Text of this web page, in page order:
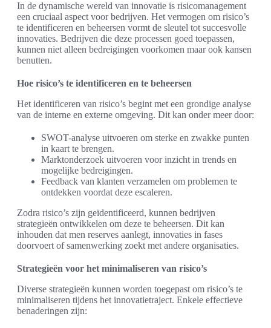
In de dynamische wereld van innovatie is risicomanagement
een cruciaal aspect voor bedrijven. Het vermogen om risico’s
te identificeren en beheersen vormt de sleutel tot succesvolle
innovaties. Bedrijven die deze processen goed toepassen,
kunnen niet alleen bedreigingen voorkomen maar ook kansen
benutten.
Hoe risico’s te identificeren en te beheersen
Het identificeren van risico’s begint met een grondige analyse
van de interne en externe omgeving. Dit kan onder meer door:
SWOT-analyse uitvoeren om sterke en zwakke punten
in kaart te brengen.
Marktonderzoek uitvoeren voor inzicht in trends en
mogelijke bedreigingen.
Feedback van klanten verzamelen om problemen te
ontdekken voordat deze escaleren.
Zodra risico’s zijn geïdentificeerd, kunnen bedrijven
strategieën ontwikkelen om deze te beheersen. Dit kan
inhouden dat men reserves aanlegt, innovaties in fases
doorvoert of samenwerking zoekt met andere organisaties.
Strategieën voor het minimaliseren van risico’s
Diverse strategieën kunnen worden toegepast om risico’s te
minimaliseren tijdens het innovatietraject. Enkele effectieve
benaderingen zijn: